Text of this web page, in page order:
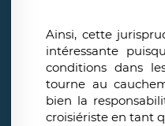
Ainsi, cette
intéressante
conditions dans
tourne au
bien la
croisiériste en tant